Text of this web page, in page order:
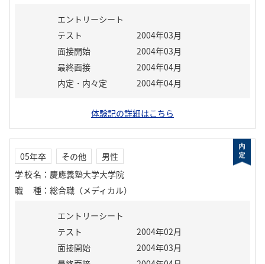
エントリーシート
テスト
2004年03月
面接開始
2004年03月
最終面接
2004年04月
内定・内々定
2004年04月
体験記の詳細はこちら
05年卒 その他
男性
学校名 ： 慶應義塾大学大学院
職種 ： 総合職（メディカル）
エントリーシート
テスト
2004年02月
面接開始
2004年03月